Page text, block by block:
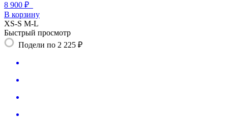
8 900 ₽
В корзину
XS-S M-L
Быстрый просмотр
Подели по 2 225 ₽